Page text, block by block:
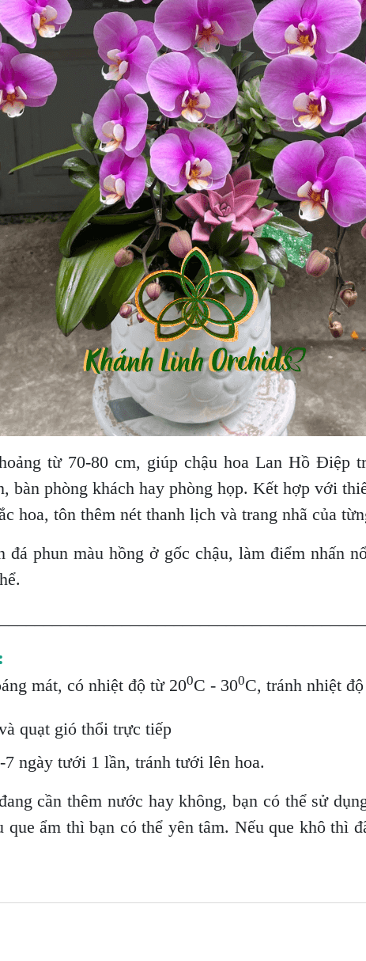
từ 70-80 cm, giúp chậu hoa Lan Hồ Điệp
bàn phòng khách hay phòng họp. Kết hợp với
hoa, tôn thêm nét thanh lịch và trang nhã của
đá phun màu hồng ở gốc chậu, làm điểm nhấn
mát, có nhiệt độ từ 200C - 300C, tránh nhiệt
quạt gió thổi trực tiếp
ngày tưới 1 lần, tránh tưới lên hoa.
cần thêm nước hay không, bạn có thể sử
que ẩm thì bạn có thể yên tâm. Nếu que khô thì